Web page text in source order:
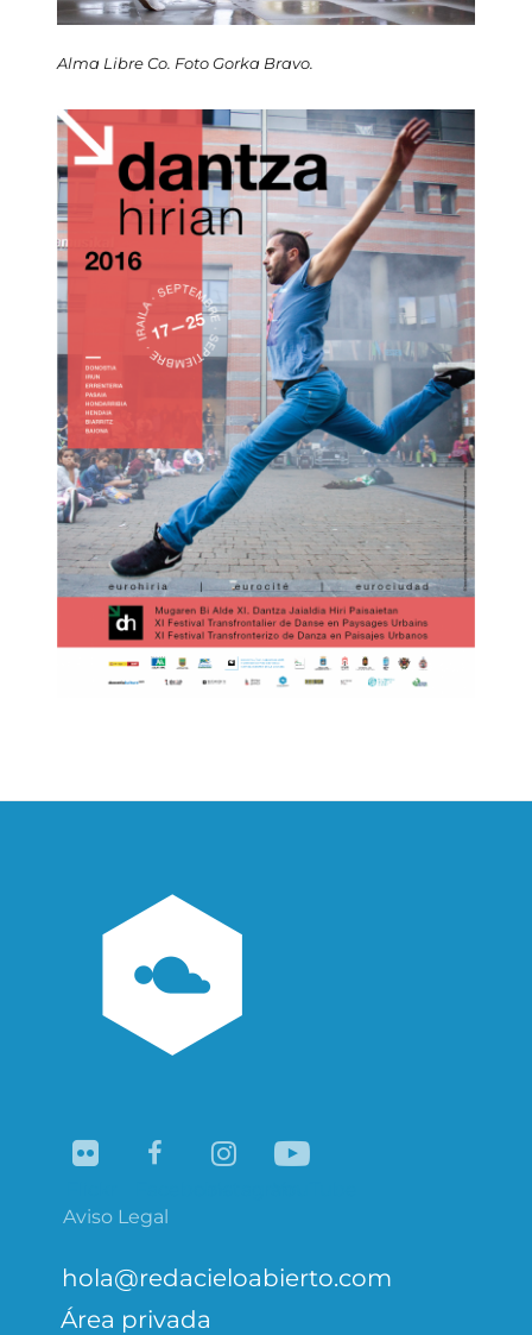
Alma Libre Co. Foto Gorka Bravo.
Navegación
entradas
Aviso Legal
hola@redacieloabierto.com
Área privada